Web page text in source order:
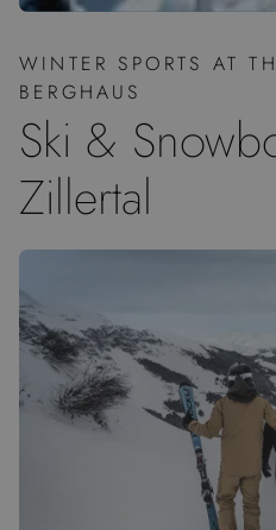
WINTER SPORTS AT
BERGHAUS
Ski &
Zillertal